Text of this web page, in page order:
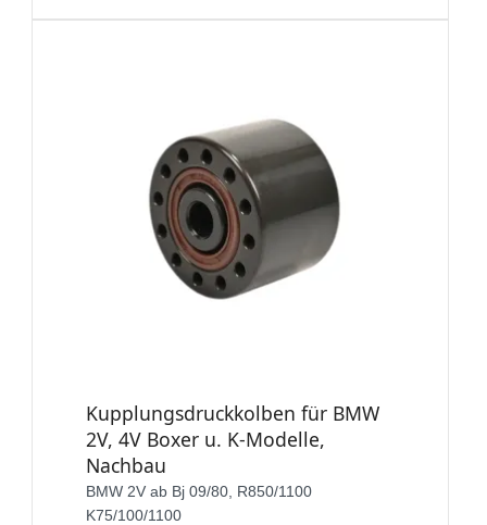
Kupplungsdruckkolben für BMW
2V, 4V Boxer u. K-Modelle,
Nachbau
BMW 2V ab Bj 09/80, R850/1100
K75/100/1100